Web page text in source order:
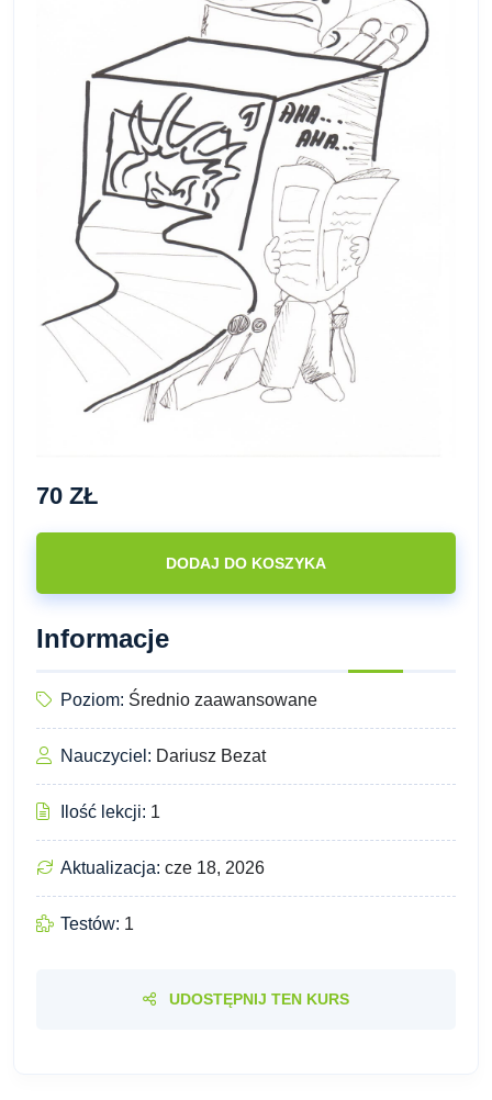
70 ZŁ
DODAJ DO KOSZYKA
Informacje
Poziom: Średnio zaawansowane
Nauczyciel: Dariusz Bezat
Ilość lekcji: 1
Aktualizacja: cze 18, 2026
Testów: 1
UDOSTĘPNIJ TEN KURS